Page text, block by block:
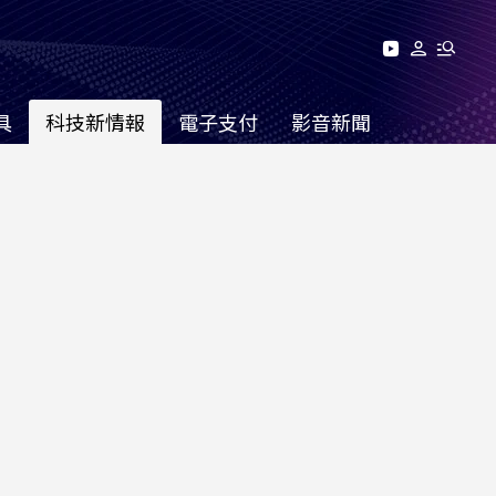
科技新情報 電子支付 影音新聞